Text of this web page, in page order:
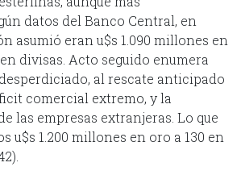
datos del Banco Central, en
asumió eran u$s 1.090 millones en
divisas. Acto seguido enumera
al rescate anticipado
comercial extremo, y la
las empresas extranjeras. Lo que
u$s 1.200 millones en oro a 130 en